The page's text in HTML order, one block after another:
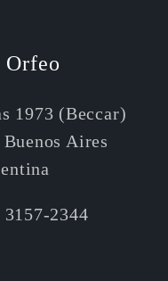
Orfeo
1973 (Beccar)
Aires
3157-2344